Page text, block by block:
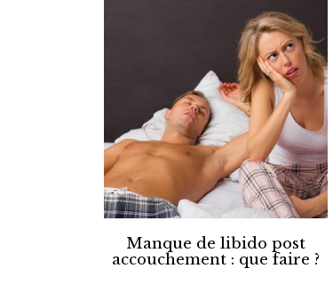
Manque de libido post
accouchement : que faire ?